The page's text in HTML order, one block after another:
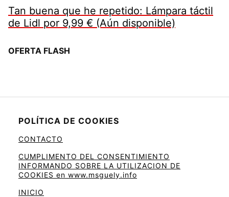
Tan buena que he repetido: Lámpara táctil
de Lidl por 9,99 € (Aún disponible)
OFERTA FLASH
POLÍTICA DE COOKIES
CONTACTO
CUMPLIMENTO DEL CONSENTIMIENTO
INFORMANDO SOBRE LA UTILIZACION DE
COOKIES en www.msguely.info
INICIO